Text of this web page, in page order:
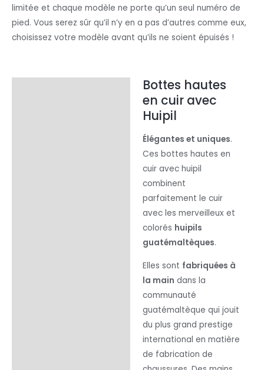
limitée et chaque modèle ne porte qu’un seul numéro de
pied. Vous serez sûr qu’il n’y en a pas d’autres comme eux,
choisissez votre modèle avant qu’ils ne soient épuisés !
Bottes hautes
en cuir avec
Huipil
Élégantes et uniques.
Ces bottes hautes en
cuir avec huipil
combinent
parfaitement le cuir
avec les merveilleux et
colorés huipils
guatémaltèques.
Elles sont fabriquées à
la main dans la
communauté
guatémaltèque qui jouit
du plus grand prestige
international en matière
de fabrication de